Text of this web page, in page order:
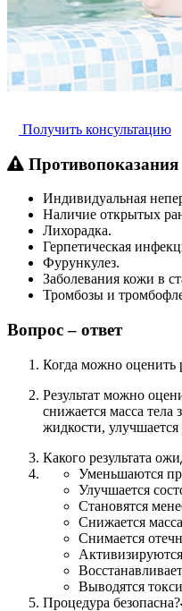
Получить консультацию
Противопоказания
Индивидуальная
Наличие открытых
Лихорадка.
Герпетическая
Фурункулез.
Заболевания кожи в
Тромбозы и
Вопрос – ответ
Когда можно оценить
Результат можно
снижается масса тела
жидкости,
Какого результата
Уменьшаются
Улучшается
Становятся
Снижается
Снимается
Выводятся
Процедура безопасна?